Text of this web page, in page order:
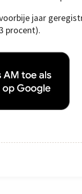
jaar
procent).